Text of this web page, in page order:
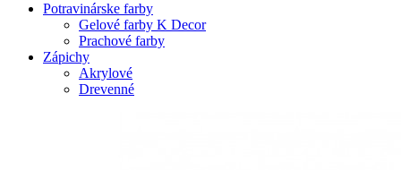
Potravinárske farby
Gelové farby K Decor
Prachové farby
Zápichy
Akrylové
Drevenné